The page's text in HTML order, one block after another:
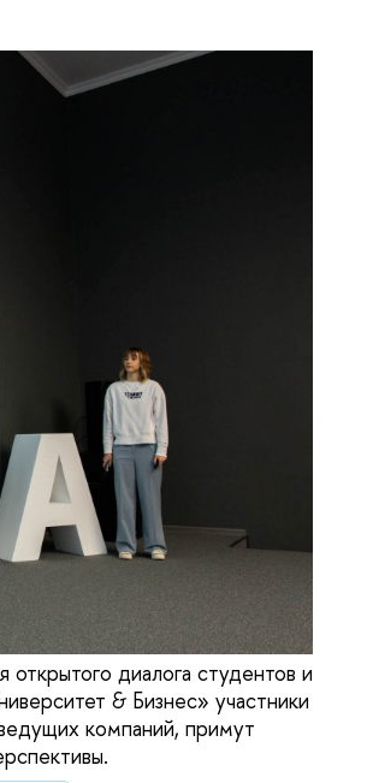
диалога студентов и
& Бизнес» участники
компаний, примут